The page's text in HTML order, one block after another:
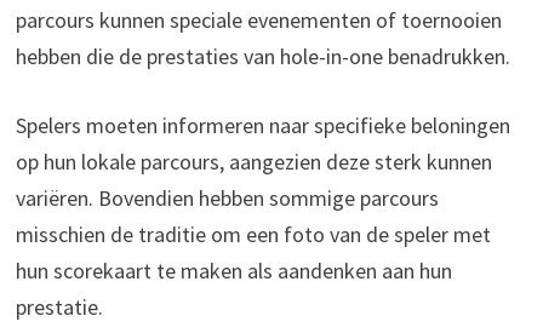
parcours kunnen speciale evenementen of toernooien
hebben die de prestaties van hole-in-one benadrukken.
Spelers moeten informeren naar specifieke beloningen
op hun lokale parcours, aangezien deze sterk kunnen
variëren. Bovendien hebben sommige parcours
misschien de traditie om een foto van de speler met
hun scorekaart te maken als aandenken aan hun
prestatie.